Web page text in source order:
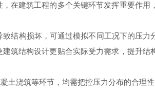
在建筑工程的多个关键环节发挥重要作
结构损坏，可通过模拟不同工况下的压力
筑结构设计更贴合实际受力需求，提升结
土浇筑等环节，均需把控压力分布的合理性